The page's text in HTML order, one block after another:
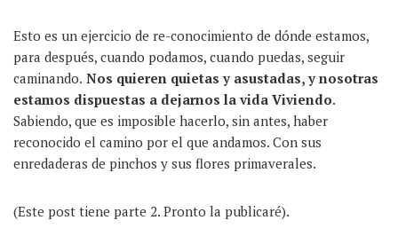
Esto es un ejercicio de re-conocimiento de dónde estamos,
para después, cuando podamos, cuando puedas, seguir
caminando. Nos quieren quietas y asustadas, y nosotras
estamos dispuestas a dejarnos la vida Viviendo.
Sabiendo, que es imposible hacerlo, sin antes, haber
reconocido el camino por el que andamos. Con sus
enredaderas de pinchos y sus flores primaverales.
(Este post tiene parte 2. Pronto la publicaré).